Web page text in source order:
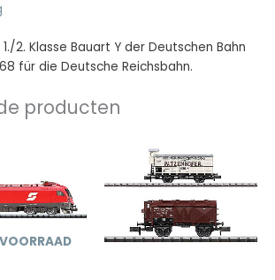
2. Klasse Bauart Y der Deutschen Bahn
für die Deutsche Reichsbahn.
producten